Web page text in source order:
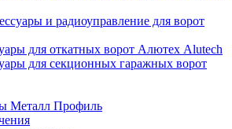
и радиоуправление для ворот
для откатных ворот Алютех Alutech
для секционных гаражных ворот
Металл Профиль